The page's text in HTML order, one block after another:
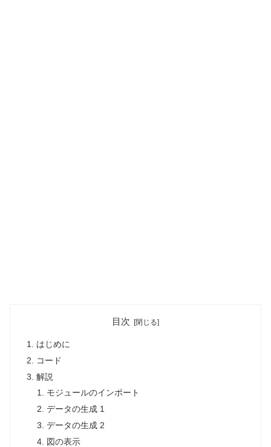
目次
はじめに
コード
解説
モジュールのインポート
データの生成 1
データの生成 2
図の表示